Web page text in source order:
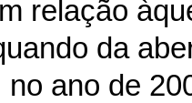
relação
da
ano de